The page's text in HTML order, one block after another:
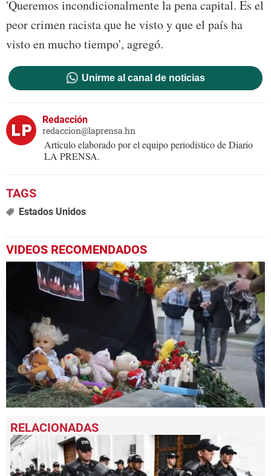
'Queremos incondicionalmente la pena capital. Es el
peor crimen racista que he visto y que el país ha
visto en mucho tiempo', agregó.
Unirme al canal de noticias
Redacción
redaccion@laprensa.hn
Artículo elaborado por el equipo periodístico de Diario
LA PRENSA.
Estados Unidos
VIDEOS RECOMENDADOS
seconds
of
1
minute,
13
seconds